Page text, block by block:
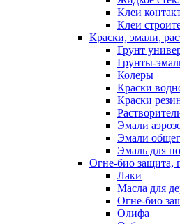
Клеи
Клеи
Краски, эмали,
Грунт
Грунты-
Колеры
Краски
Краски
Эмали
Эмали
Эмаль для
Огне-био защита,
Лаки
Масла для
Огне-био
Олифа